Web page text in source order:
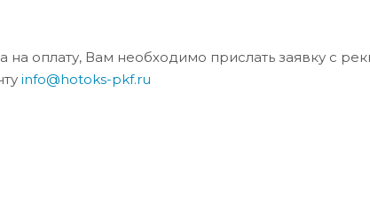
оплату, Вам необходимо прислать заявку с
info@hotoks-pkf.ru